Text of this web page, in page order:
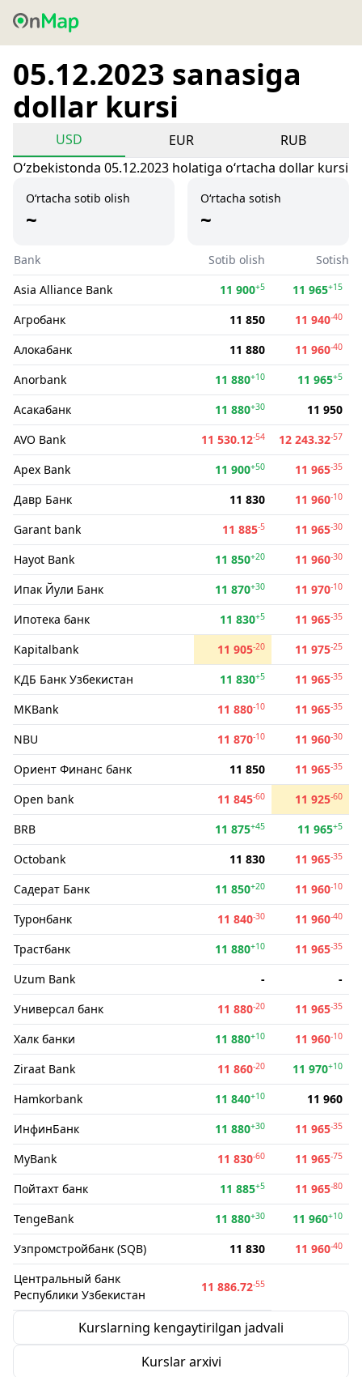
05.12.2023 sanasiga
dollar kursi
USD EUR
RUB
Oʻzbekistonda 05.12.2023 holatiga oʻrtacha dollar kursi
O‘rtacha sotib olish
~
O‘rtacha sotish
~
Bank Sotib olish
Sotish
Asia Alliance Bank
11 900+5 11 965+15
Агробанк 11 850 11 940-40
Алокабанк 11 880 11 960-40
Anorbank 11 880+10 11 965+5
Асакабанк 11 880+30
11 950
AVO Bank
11 530.12-54 12 243.32-57
Apex Bank 11 900+50 11 965-35
Давр Банк 11 830 11 960-10
Garant bank 11 885-5 11 965-30
Hayot Bank 11 850+20 11 960-30
Ипак Йули Банк 11 870+30 11 970-10
Ипотека банк 11 830+5 11 965-35
Kapitalbank 11 905-20 11 975-25
КДБ Банк Узбекистан 11 830+5 11 965-35
MKBank 11 880-10 11 965-35
NBU 11 870-10 11 960-30
Ориент Финанс банк 11 850 11 965-35
Open bank 11 845-60 11 925-60
BRB 11 875+45 11 965+5
Octobank 11 830 11 965-35
Садерат Банк 11 850+20 11 960-10
Туронбанк 11 840-30 11 960-40
Трастбанк 11 880+10 11 965-35
Uzum Bank -
-
Универсал банк
11 880-20 11 965-35
Халк банки 11 880+10 11 960-10
Ziraat Bank 11 860-20 11 970+10
Hamkorbank 11 840+10
11 960
ИнфинБанк
11 880+30 11 965-35
MyBank 11 830-60 11 965-75
Пойтахт банк 11 885+5 11 965-80
TengeBank 11 880+30 11 960+10
Узпромстройбанк (SQB) 11 830 11 960-40
Центральный банк
Республики Узбекистан
11 886.72-55
Kurslarning kengaytirilgan jadvali
Kurslar arxivi